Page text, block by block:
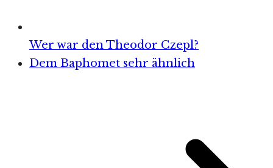
Wer war den Theodor Czepl?
Dem Baphomet sehr ähnlich